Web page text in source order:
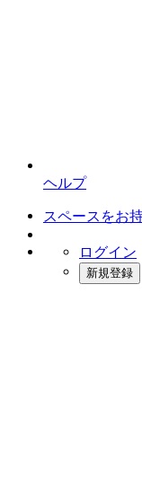
ヘルプ
スペースをお
ログイン
新規登録